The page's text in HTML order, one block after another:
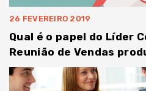
26 FEVEREIRO 2019
Qual é o papel do Líder
Reunião de Vendas